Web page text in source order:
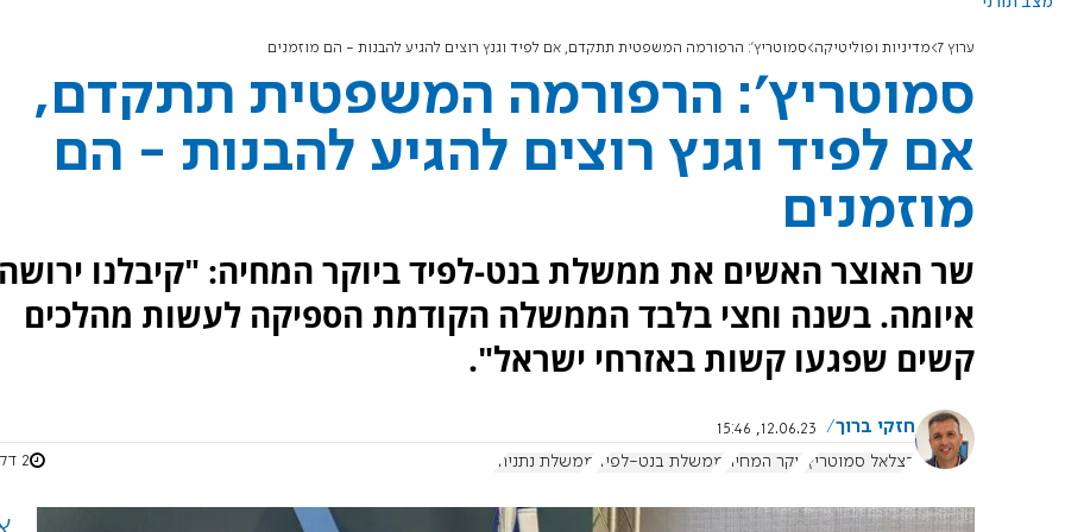
ערוץ 7 מדיניות ופוליטיקה סמוטריץ': הרפורמה המשפטית תתקדם, אם לפיד וגנץ רוצים להגיע להבנות - הם מוזמנים
סמוטריץ': הרפורמה המשפטית תתקדם,
אם לפיד וגנץ רוצים להגיע להבנות - הם
מוזמנים
שר האוצר האשים את ממשלת בנט-לפיד ביוקר המחיה: "קיבלנו
איומה. בשנה וחצי בלבד הממשלה הקודמת הספיקה לעשות מהלכים
קשים שפגעו קשות באזרחי ישראל".
חזקי ברוך
12.06.23, 15:46
בצלאל סמוטריץ'
יוקר המחיה ממשלת בנט-לפיד ממשלת נתניהו 2 דקות